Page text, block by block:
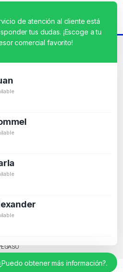
de atención al cliente está
tus dudas. ¡Escoge a tu
comercial favorito!
obtener más información?.